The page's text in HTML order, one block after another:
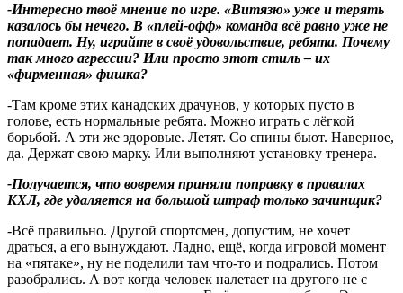
-Интересно твоё мнение по игре. «Витязю» уже и терять
казалось бы нечего. В «плей-офф» команда всё равно уже не
попадает. Ну, играйте в своё удовольствие, ребята. Почему
так много агрессии? Или просто этот стиль – их
«фирменная» фишка?
-Там кроме этих канадских драчунов, у которых пусто в
голове, есть нормальные ребята. Можно играть с лёгкой
борьбой. А эти же здоровые. Летят. Со спины бьют. Наверное,
да. Держат свою марку. Или выполняют установку тренера.
-Получается, что вовремя приняли поправку в правилах
КХЛ, где удаляется на большой штраф только зачинщик?
-Всё правильно. Другой спортсмен, допустим, не хочет
драться, а его вынуждают. Ладно, ещё, когда игровой момент
на «пятаке», ну не поделили там что-то и подрались. Потом
разобрались. А вот когда человек налетает на другого не с